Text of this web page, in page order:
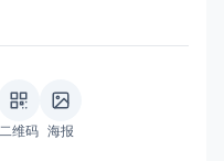
二维码 海报